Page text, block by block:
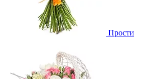
Прости